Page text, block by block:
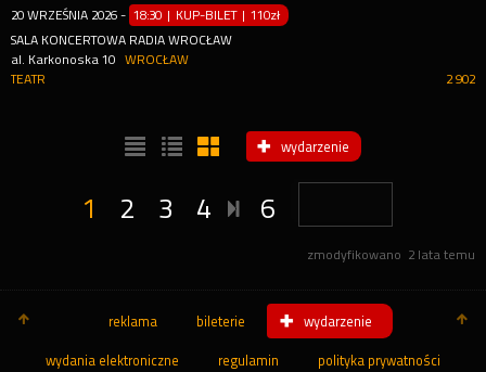
20 WRZEŚNIA 2026 - 18:30 | KUP-BILET |110zł
SALA KONCERTOWA RADIA WROCŁAW
al. Karkonoska 10
WROCŁAW
2 902
TEATR
wydarzenie
1 2 3 4 6
zmodyfikowano 2 lata temu
reklama bileterie wydarzenie
wydania elektroniczne regulamin polityka prywatności